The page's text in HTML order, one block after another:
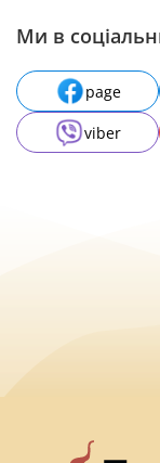
Ми в
page
viber